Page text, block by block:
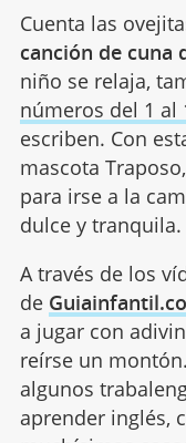
Cuenta las
canción de cuna
niño se relaja,
números del 1 al
escriben. Con
mascota
para irse a la
dulce y tranquila.
A través de los
de
a jugar con
reírse un
algunos
aprender inglés,